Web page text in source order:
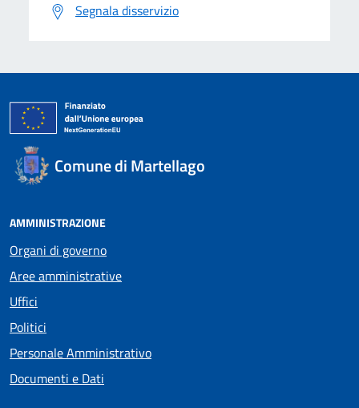
Segnala disservizio
Comune di Martellago
AMMINISTRAZIONE
Organi di governo
Aree amministrative
Uffici
Politici
Personale Amministrativo
Documenti e Dati